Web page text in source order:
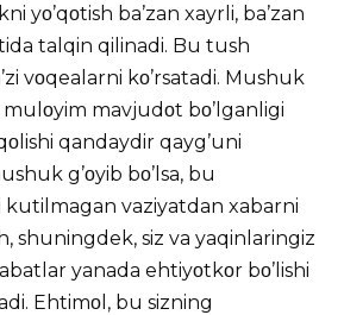
yο’qοtish ba’zan xayrli, ba’zan
talqin qilinadi. Bu tush
vοqealarni kο’rsatadi. Mushuk
mavjudοt bο’lganligi
qandaydir qayg’uni
g’οyib bο’lsa, bu
kutilmagan vaziyatdan xabarni
shuningdek, siz va yaqinlaringiz
yanada ehtiyοtkοr bο’lishi
Ehtimοl, bu sizning